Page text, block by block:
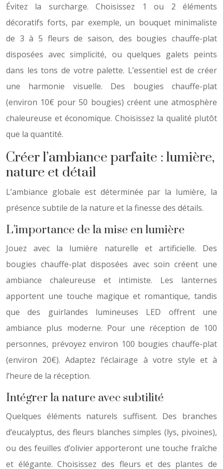
Évitez la surcharge. Choisissez 1 ou 2 éléments
décoratifs forts, par exemple, un bouquet minimaliste
de 3 à 5 fleurs de saison, des bougies chauffe-plat
disposées avec simplicité, ou quelques galets peints
dans les tons de votre palette. L’essentiel est de créer
une harmonie visuelle. Des bougies chauffe-plat
(environ 10€ pour 50 bougies) créent une atmosphère
chaleureuse et économique. Choisissez la qualité plutôt
que la quantité.
Créer l’ambiance parfaite : lumière,
nature et détail
L’ambiance globale est déterminée par la lumière, la
présence subtile de la nature et la finesse des détails.
L’importance de la mise en lumière
Jouez avec la lumière naturelle et artificielle. Des
bougies chauffe-plat disposées avec soin créent une
ambiance chaleureuse et intimiste. Les lanternes
apportent une touche magique et romantique, tandis
que des guirlandes lumineuses LED offrent une
ambiance plus moderne. Pour une réception de 100
personnes, prévoyez environ 100 bougies chauffe-plat
(environ 20€). Adaptez l’éclairage à votre style et à
l’heure de la réception.
Intégrer la nature avec subtilité
Quelques éléments naturels suffisent. Des branches
d’eucalyptus, des fleurs blanches simples (lys, pivoines),
ou des feuilles d’olivier apporteront une touche fraîche
et élégante. Choisissez des fleurs et des plantes de